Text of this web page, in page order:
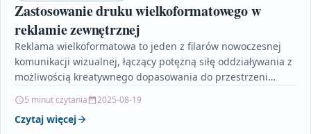
Zastosowanie druku wielkoformatowego w
reklamie zewnętrznej
Reklama wielkoformatowa to jeden z filarów nowoczesnej
komunikacji wizualnej, łączący potężną siłę oddziaływania z
możliwością kreatywnego dopasowania do przestrzeni
5 minut czytania 2025-08-19
Czytaj więcej